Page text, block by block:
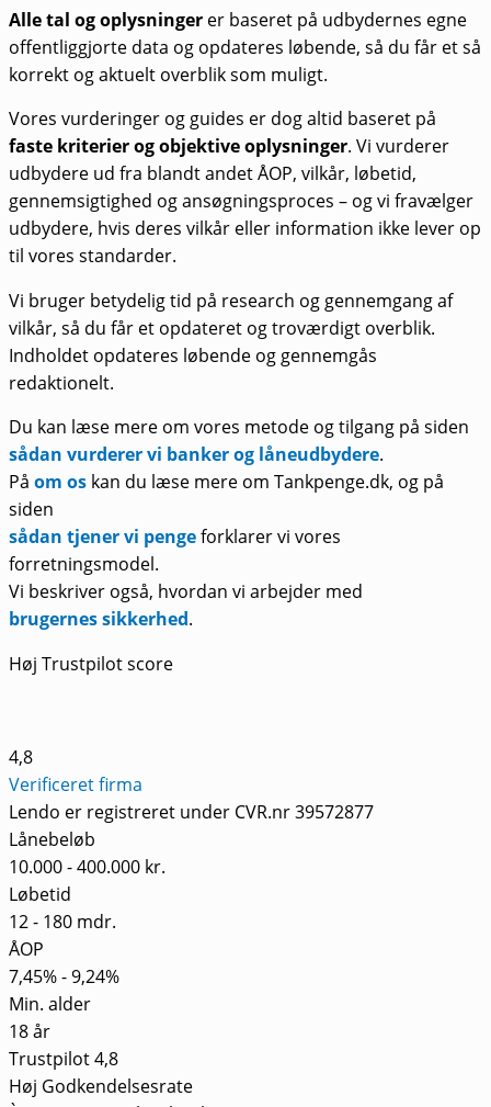
Alle tal og oplysninger er baseret på udbydernes egne
offentliggjorte data og opdateres løbende, så du får et så
korrekt og aktuelt overblik som muligt.
Vores vurderinger og guides er dog altid baseret på
faste kriterier og objektive oplysninger. Vi vurderer
udbydere ud fra blandt andet ÅOP, vilkår, løbetid,
gennemsigtighed og ansøgningsproces – og vi fravælger
udbydere, hvis deres vilkår eller information ikke lever op
til vores standarder.
Vi bruger betydelig tid på research og gennemgang af
vilkår, så du får et opdateret og troværdigt overblik.
Indholdet opdateres løbende og gennemgås
redaktionelt.
Du kan læse mere om vores metode og tilgang på siden
sådan vurderer vi banker og låneudbydere.
På om os kan du læse mere om Tankpenge.dk, og på
siden
sådan tjener vi pengeforklarer vi vores
forretningsmodel.
Vi beskriver også, hvordan vi arbejder med
brugernes sikkerhed.
Høj Trustpilot score
4,8
Verificeret firma
Lendo er registreret under CVR.nr 39572877
Lånebeløb
10.000 - 400.000 kr.
Løbetid
12 - 180 mdr.
ÅOP
7,45% - 9,24%
Min. alder
18 år
Trustpilot 4,8
Høj Godkendelsesrate